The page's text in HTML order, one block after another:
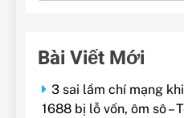
Bài Viết Mới
3 sai lầm chí mạng
1688 bị lỗ vốn, ôm sô –